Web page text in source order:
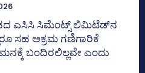
ಎಸಿಸಿ ಸಿಮೆಂಟ್ಸ್‌ ಲಿಮಿಟೆಡ್‌ನ
ಸಹ ಅಕ್ರಮ ಗಣಿಗಾರಿಕೆ
ಬಂದಿರಲಿಲ್ಲವೇ ಎಂದು